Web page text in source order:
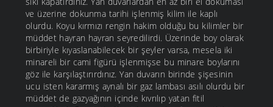
ve üzerine dokunma tarihi işlenmiş kilim ile kaplı
olurdu. Koyu kırmızı rengin hakim olduğu bu kilimler bir
müddet hayran hayran seyredilirdi. Üzerinde boy olarak
birbiriyle kıyaslanabilecek bir şeyler varsa, mesela iki
minareli bir cami figürü işlenmişse bu minare boylarını
göz ile karşılaştırırdınız. Yan duvarın birinde şişesinin
ucu isten kararmış aynalı bir gaz lambası asılı olurdu bir
müddet de gazyağının içinde kıvrılıp yatan fitil